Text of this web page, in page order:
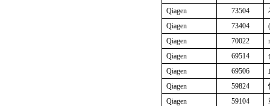
Qiagen
73504
Qiagen
73404
(
Qiagen
70022
Qiagen
69514
Qiagen
69506
Qiagen
59824
Qiagen
59104